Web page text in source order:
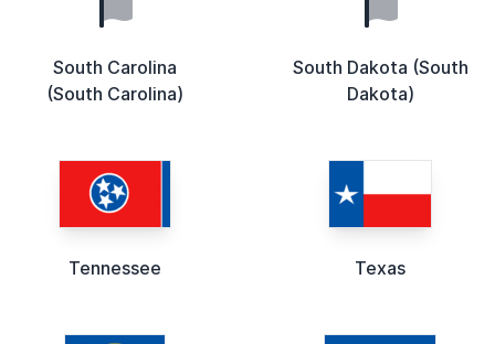
South Carolina
(South Carolina)
South Dakota (South
Dakota)
Tennessee Texas